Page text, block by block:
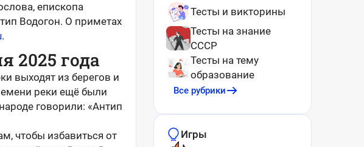
епископа
Водогон. О приметах
.
2025 года
выходят из берегов и
реки ещё были
говорили: «Антип
чтобы избавиться от
Тесты и викторины
Тесты на знание
СССР
Тесты на тему
образование
Все рубрики
Игры